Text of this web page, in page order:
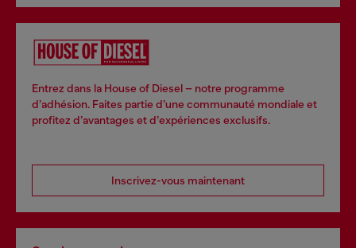
Entrez dans la House of Diesel – notre programme
d’adhésion. Faites partie d’une communauté mondiale et
profitez d’avantages et d’expériences exclusifs.
Inscrivez-vous maintenant